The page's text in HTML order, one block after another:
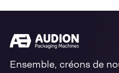
Ensemble, créons de